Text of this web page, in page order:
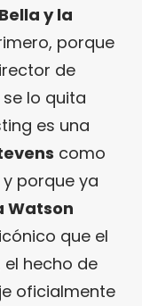
y la
porque
de
se lo quita
es una
como
porque ya
Watson
que el
el hecho de
oficialmente